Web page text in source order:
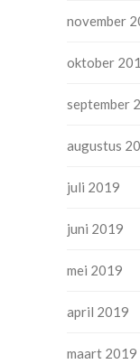
november
oktober
september
augustus
juli 2019
juni 2019
mei 2019
april 2019
maart 2019